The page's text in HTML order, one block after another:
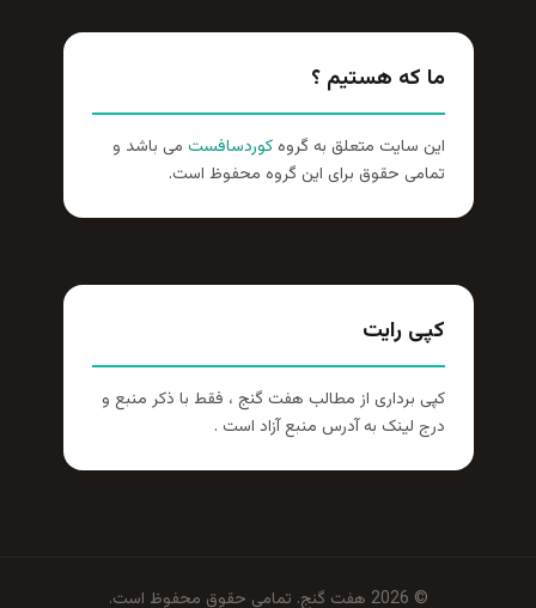
ما که هستیم ؟
این سایت متعلق به گروهکوردسافست می باشد و
تمامی حقوق برای این گروه محفوظ است.
کپی رایت
کپی برداری از مطالب هفت گنج ، فقط با ذکر منبع و
درج لینک به آدرس منبع آزاد است .
© 2026 هفت گنج. تمامی حقوق محفوظ است.